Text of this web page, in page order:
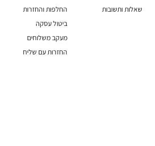
שאלות ותשובות
החלפות והחזרות
ביטול עסקה
מעקב משלוחים
החזרות עם שליח